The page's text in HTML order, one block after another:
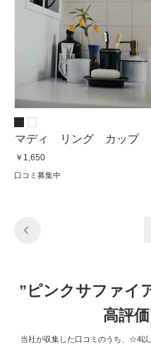
マディ リング カップ
￥1,650
口コミ募集中
”ピンクサファイ
高評
当社が収集した口コミのうち、☆4以